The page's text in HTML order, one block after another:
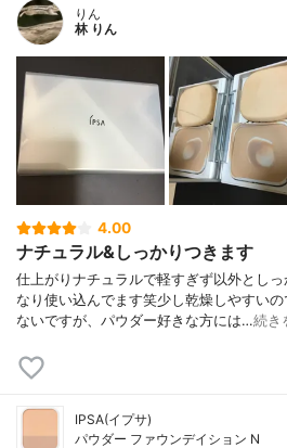
りん
林 りん
4.00
ナチュラル&しっかりつきます
仕上がりナチュラルで軽すぎず以外とし
なり使い込んでます笑少し乾燥しやすい
ないですが、パウダー好きな方には…続き
IPSA(イプサ)
パウダー ファウンデイション N